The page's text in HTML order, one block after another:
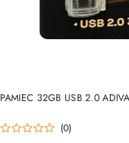
PAMIEC 32GB USB 2.0
(0)
PRODUKT